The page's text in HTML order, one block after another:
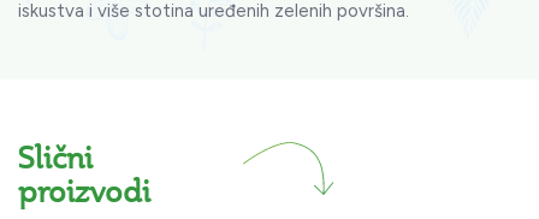
iskustva i više stotina uređenih zelenih površina.
Slični
proizvodi